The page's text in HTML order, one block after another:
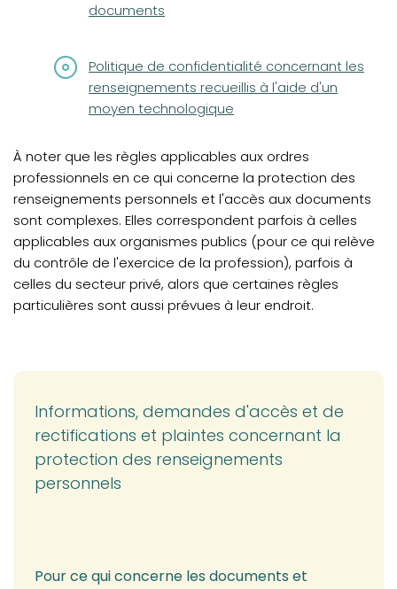
documents
(opens in a new tab)
Politique de confidentialité concernant les
renseignements recueillis à l'aide d'un
moyen technologique
À noter que les règles applicables aux ordres
professionnels en ce qui concerne la protection des
renseignements personnels et l'accès aux documents
sont complexes. Elles correspondent parfois à celles
applicables aux organismes publics (pour ce qui relève
du contrôle de l'exercice de la profession), parfois à
celles du secteur privé, alors que certaines règles
particulières sont aussi prévues à leur endroit.
Informations, demandes d'accès et de
rectifications et plaintes concernant la
protection des renseignements
personnels
Pour ce qui concerne les documents et